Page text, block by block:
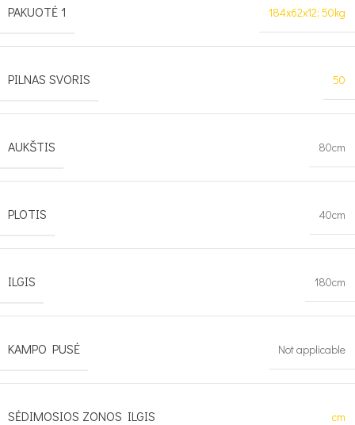
PAKUOTĖ 1 184x62x12; 50kg
PILNAS SVORIS 50
AUKŠTIS 80cm
PLOTIS 40cm
ILGIS 180cm
KAMPO PUSĖ Not applicable
SĖDIMOSIOS ZONOS ILGIS cm